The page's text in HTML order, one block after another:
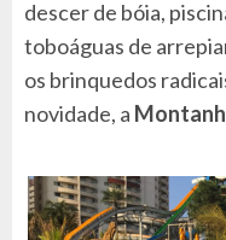
descer de bóia,
toboáguas de
os brinquedos
novidade, a